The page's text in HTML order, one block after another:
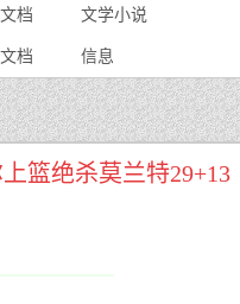
档 文学小说
档 信息
篮绝杀莫兰特29+13